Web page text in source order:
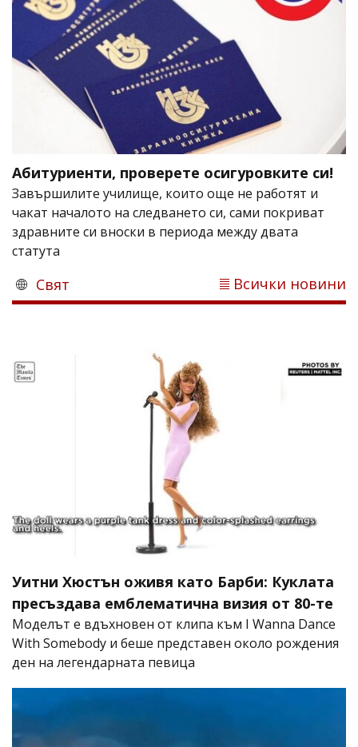
Абитуриенти, проверете осигуровките си!
Завършилите училище, които още не работят и
чакат началото на следването си, сами покриват
здравните си вноски в периода между двата
статута
Свят Всички новини
Уитни Хюстън оживя като Барби: Куклата
пресъздава емблематична визия от 80-те
Моделът е вдъхновен от клипа към I Wanna Dance
With Somebody и беше представен около рождения
ден на легендарната певица